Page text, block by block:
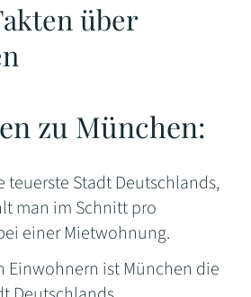
über
zu München:
teuerste Stadt Deutschlands,
man im Schnitt pro
einer Mietwohnung.
Einwohnern ist München die